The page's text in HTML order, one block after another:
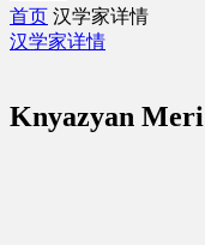
首页 汉学家详情
汉学家详情
Knyazyan Meri